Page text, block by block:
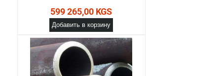
599 265,00 KGS
Добавить в корзину